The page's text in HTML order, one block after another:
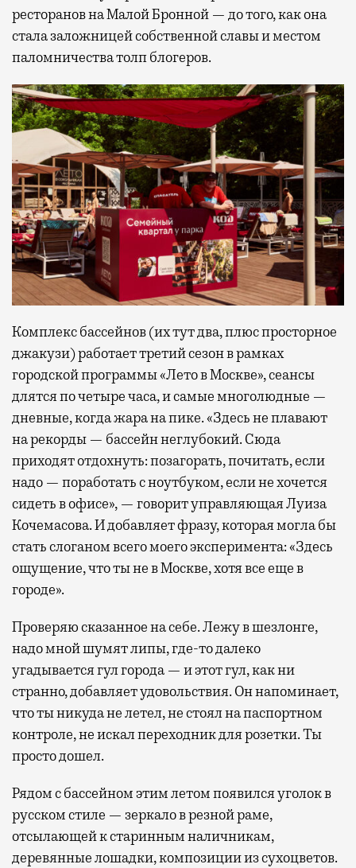
ресторанов на Малой Бронной — до того, как она
стала заложницей собственной славы и местом
паломничества толп блогеров.
Комплекс бассейнов (их тут два, плюс просторное
джакузи) работает третий сезон в рамках
городской программы «Лето в Москве», сеансы
длятся по четыре часа, и самые многолюдные —
дневные, когда жара на пике. «Здесь не плавают
на рекорды — бассейн неглубокий. Сюда
приходят отдохнуть: позагорать, почитать, если
надо — поработать с ноутбуком, если не хочется
сидеть в офисе», — говорит управляющая Луиза
Кочемасова. И добавляет фразу, которая могла бы
стать слоганом всего моего эксперимента: «Здесь
ощущение, что ты не в Москве, хотя все еще в
городе».
Проверяю сказанное на себе. Лежу в шезлонге,
надо мной шумят липы, где-то далеко
угадывается гул города — и этот гул, как ни
странно, добавляет удовольствия. Он напоминает,
что ты никуда не летел, не стоял на паспортном
контроле, не искал переходник для розетки. Ты
просто дошел.
Рядом с бассейном этим летом появился уголок в
русском стиле — зеркало в резной раме,
отсылающей к старинным наличникам,
деревянные лошадки, композиции из сухоцветов.